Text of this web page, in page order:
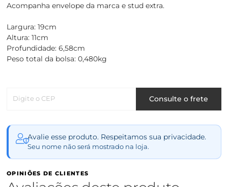
Acompanha envelope da marca e stud extra.
Largura: 19cm
Altura: 11cm
Profundidade: 6,58cm
Peso total da bolsa: 0,480kg
Digite o CEP Consulte o frete
Avalie esse produto. Respeitamos sua privacidade.
Seu nome não será mostrado na loja.
OPINIÕES DE CLIENTES